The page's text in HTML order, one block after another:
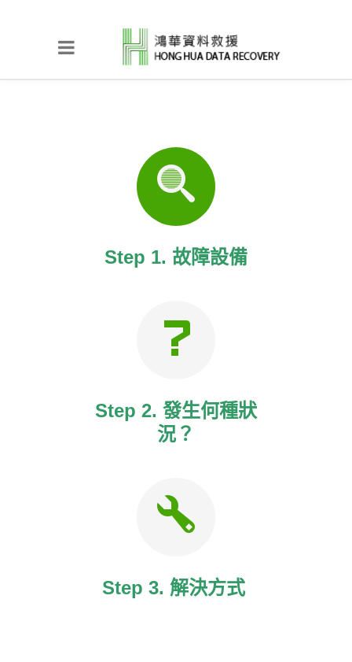
Step 1. 故障設備
Step 2. 發生何種狀
況？
Step 3. 解決方式